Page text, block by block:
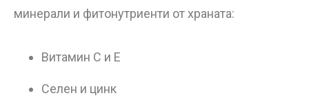
минерали и фитонутриенти от храната:
Витамин C и E
Селен и цинк